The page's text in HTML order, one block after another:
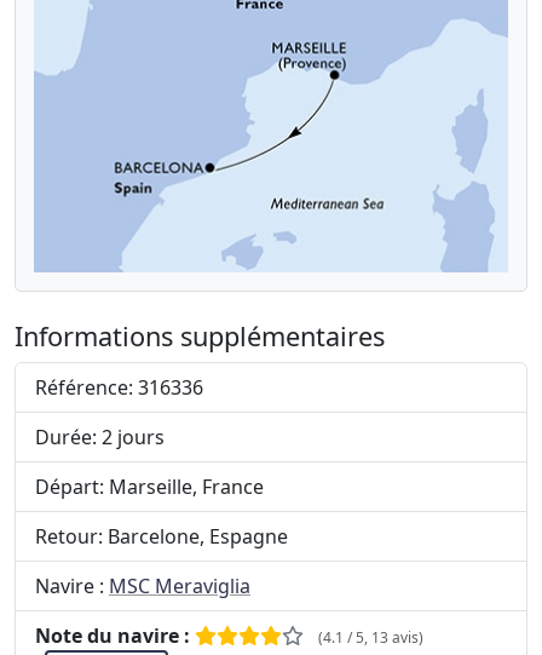
Informations supplémentaires
Référence: 316336
Durée: 2 jours
Départ: Marseille, France
Retour: Barcelone, Espagne
Navire : MSC Meraviglia
Note du navire :
(4.1 / 5, 13 avis)